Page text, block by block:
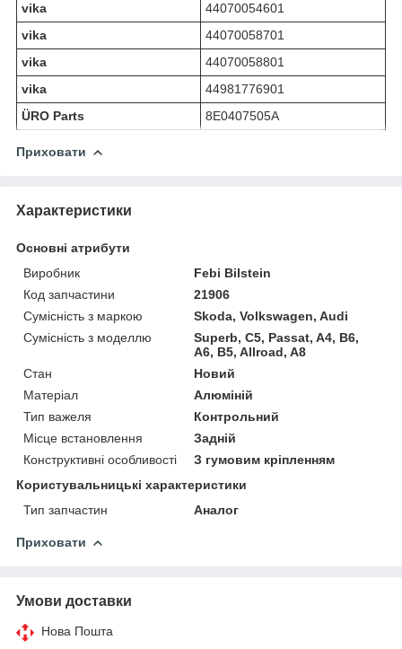
vika
44070054601
vika
44070058701
vika
44070058801
vika
44981776901
ÜRO Parts
8E0407505A
Приховати
Характеристики
Основні атрибути
Виробник
Febi Bilstein
Код запчастини
21906
Сумісність з маркою
Skoda, Volkswagen, Audi
Сумісність з моделлю
Superb, C5, Passat, A4, B6,
A6, B5, Allroad, A8
Стан
Новий
Матеріал
Алюміній
Тип важеля
Контрольний
Місце встановлення
Задній
Конструктивні особливості
З гумовим кріпленням
Користувальницькі характеристики
Тип запчастин
Аналог
Приховати
Умови доставки
Нова Пошта